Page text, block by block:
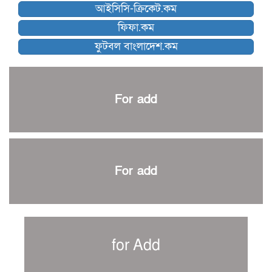
ব্রাদার্সকে হারিয়ে ফাইনালে মোহামেডান
নেইমারকে নিয়েই বিশ্বকাপে ব্রাজিলের প্রাথমিক স্কোয়াড
আর্জেন্টিনার ৫৫ সদস্যের প্রাথমিক দল ঘোষণা
পাকিস্তানের বিপক্ষে ঐতিহাসিক জয়ে ক্রীড়া প্রতিমন্ত্রীর অভিনন্দন
শান্ত-মুমিনুলদের ব্যাটে প্রথম দিন বাংলাদেশের
প্রচার বিমুখ এক ক্রীড়া অন্তপ্রাণ সংগঠক
সাফের হ্যাটট্রিক মিশনে থাইল্যান্ডের পথে আফঈদারা
আইসিসি-ক্রিকেট.কম
ফিফা.কম
ফুটবল বাংলাদেশ.কম
For add
For add
for Add